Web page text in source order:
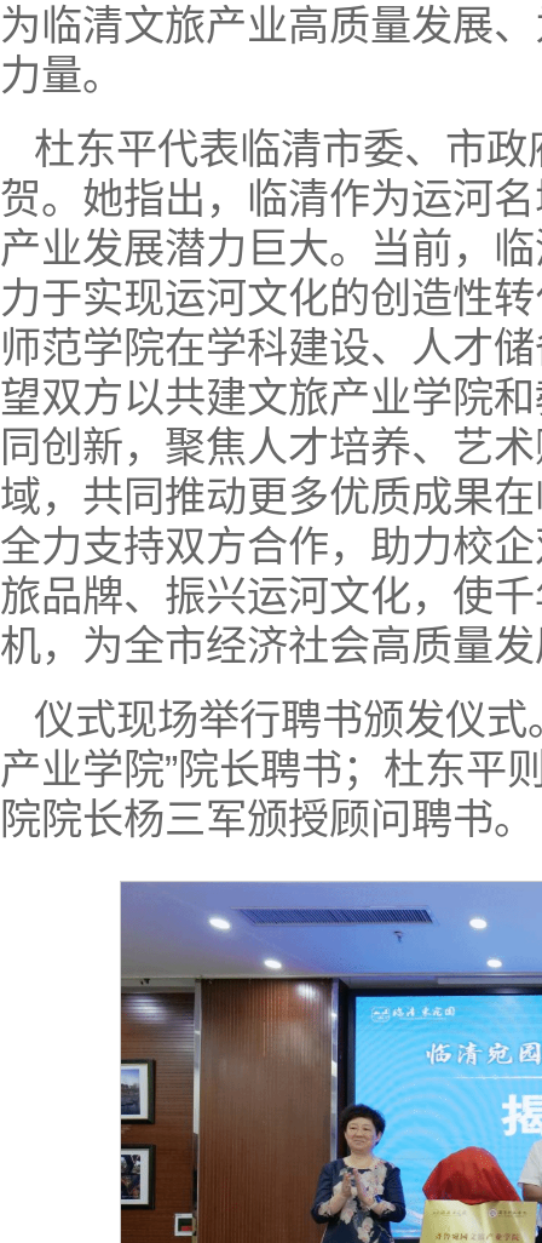
为临清文旅产业高质量发展
力量。
杜东平代表临清市委、市
贺。她指出，临清作为运河
产业发展潜力巨大。当前，
力于实现运河文化的创造性
师范学院在学科建设、人才
望双方以共建文旅产业学院
同创新，聚焦人才培养、艺
域，共同推动更多优质成果
全力支持双方合作，助力校
旅品牌、振兴运河文化，使
机，为全市经济社会高质量
仪式现场举行聘书颁发仪
产业学院”院长聘书；杜东平
院院长杨三军颁授顾问聘书。